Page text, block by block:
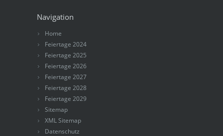
Navigation
Home
Feiertage 2024
Feiertage 2025
Feiertage 2026
Feiertage 2027
Feiertage 2028
Feiertage 2029
Sitemap
XML Sitemap
Datenschutz